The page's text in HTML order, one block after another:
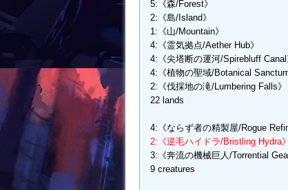
5:《森/Forest》
2:《島/Island》
1:《山/Mountain》
4:《霊気拠点/Aether Hub》
4:《尖塔断の運河/Spirebluff Canal
4:《植物の聖域/Botanical Sanctum
2:《伐採地の滝/Lumbering Falls》
22 lands
4:《ならず者の精製屋/Rogue
2:《逆毛ハイドラ/Bristling Hydra》
3:《奔流の機械巨人/Torrential
9 creatures